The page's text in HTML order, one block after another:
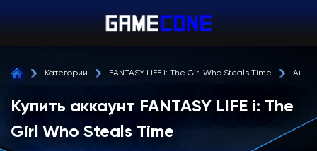
Категории FANTASY LIFE i: The Girl Who Steals Time
Купить аккаунт FANTASY LIFE i: The
Girl Who Steals Time